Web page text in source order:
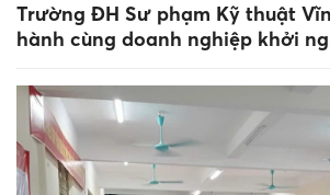
Trường ĐH Sư phạm Kỹ thuật
hành cùng doanh nghiệp khởi